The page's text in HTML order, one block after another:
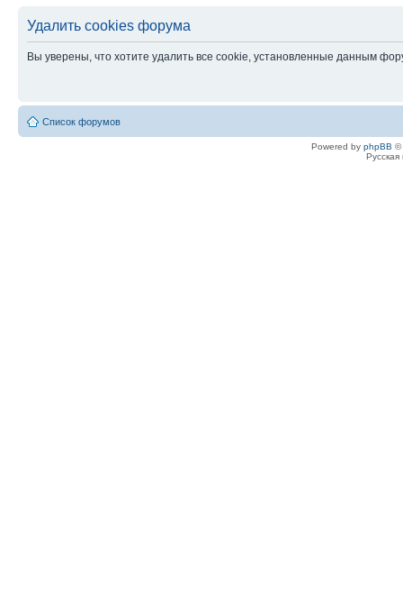
Удалить cookies форума
Вы уверены, что хотите удалить все cookie, установленные данным
Список форумов
Powered by phpBB ©